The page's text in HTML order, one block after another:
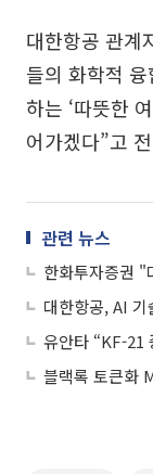
대한항공 관계
들의 화학적
하는 ‘따뜻한
어가겠다”고
관련 뉴스
블랙록 토큰화